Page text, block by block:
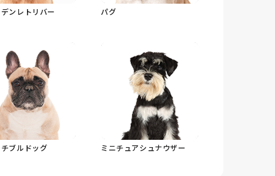
ンレトリバー パグ
ブルドッグ ミニチュアシュナウザー